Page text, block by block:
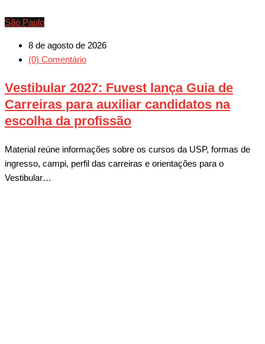
São Paulo
8 de agosto de 2026
(0) Comentário
Vestibular 2027: Fuvest lança Guia de
Carreiras para auxiliar candidatos na
escolha da profissão
Material reúne informações sobre os cursos da USP, formas de
ingresso, campi, perfil das carreiras e orientações para o
Vestibular…